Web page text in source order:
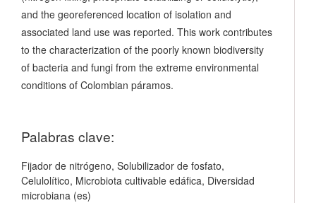
and the georeferenced location of isolation and
associated land use was reported. This work contributes
to the characterization of the poorly known biodiversity
of bacteria and fungi from the extreme environmental
conditions of Colombian páramos.
Palabras clave:
Fijador de nitrógeno, Solubilizador de fosfato,
Celulolítico, Microbiota cultivable edáfica, Diversidad
microbiana (es)